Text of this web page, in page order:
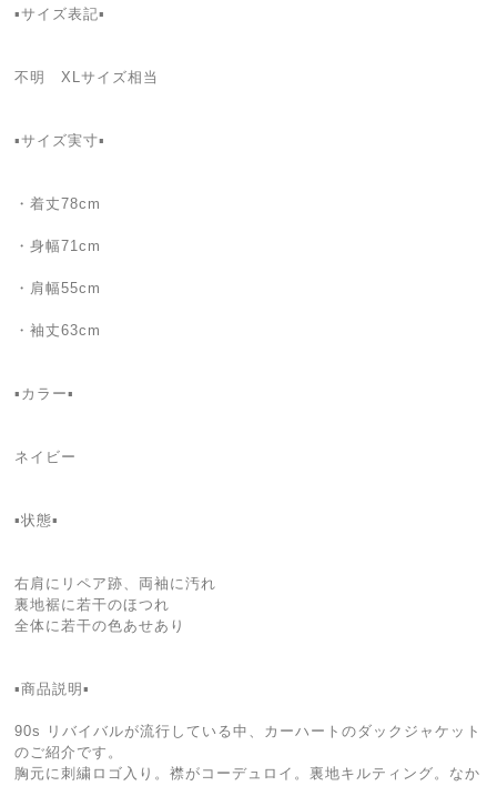
▪️サイズ表記▪️
不明 XLサイズ相当
▪️サイズ実寸▪️
・着丈78cm
・身幅71cm
・肩幅55cm
・袖丈63cm
▪️カラー▪️
ネイビー
▪️状態▪️
右肩にリペア跡、両袖に汚れ
裏地裾に若干のほつれ
全体に若干の色あせあり
▪️商品説明▪️
90s リバイバルが流行している中、カーハートのダックジャケット
のご紹介です。
胸元に刺繍ロゴ入り。襟がコーデュロイ。裏地キルティング。なか